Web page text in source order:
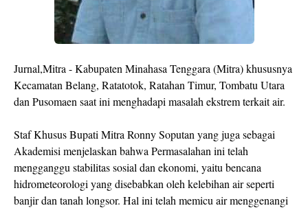
Jurnal,Mitra - Kabupaten Minahasa Tenggara (Mitra) khususnya
Kecamatan Belang, Ratatotok, Ratahan Timur, Tombatu Utara
dan Pusomaen saat ini menghadapi masalah ekstrem terkait air.
Staf Khusus Bupati Mitra Ronny Soputan yang juga sebagai
Akademisi menjelaskan bahwa Permasalahan ini telah
mengganggu stabilitas sosial dan ekonomi, yaitu bencana
hidrometeorologi yang disebabkan oleh kelebihan air seperti
banjir dan tanah longsor. Hal ini telah memicu air menggenangi